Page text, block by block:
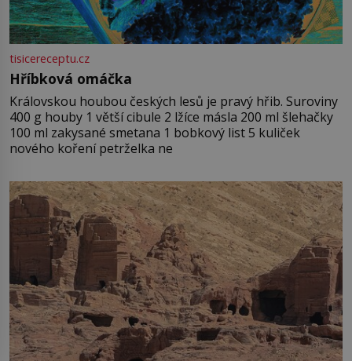
tisicereceptu.cz
Hříbková omáčka
Královskou houbou českých lesů je pravý hřib. Suroviny
400 g houby 1 větší cibule 2 lžíce másla 200 ml šlehačky
100 ml zakysané smetana 1 bobkový list 5 kuliček
nového koření petrželka ne